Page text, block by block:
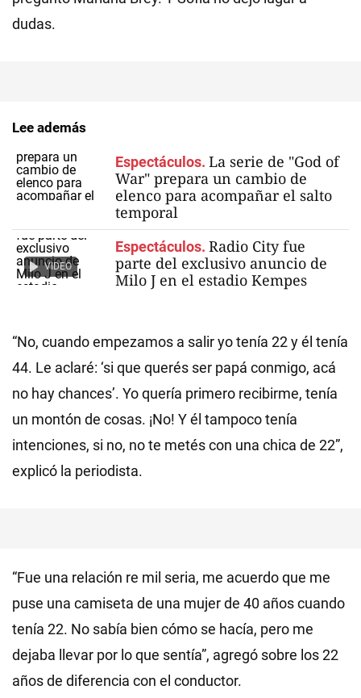
dudas.
Lee además
Espectáculos. La serie de "God of
War" prepara un cambio de
elenco para acompañar el salto
temporal
VIDEO
Espectáculos. Radio City fue
parte del exclusivo anuncio de
Milo J en el estadio Kempes
“No, cuando empezamos a salir yo tenía 22 y él tenía
44. Le aclaré: ‘si que querés ser papá conmigo, acá
no hay chances’. Yo quería primero recibirme, tenía
un montón de cosas. ¡No! Y él tampoco tenía
intenciones, si no, no te metés con una chica de 22”,
explicó la periodista.
“Fue una relación re mil seria, me acuerdo que me
puse una camiseta de una mujer de 40 años cuando
tenía 22. No sabía bien cómo se hacía, pero me
dejaba llevar por lo que sentía”, agregó sobre los 22
años de diferencia con el conductor.